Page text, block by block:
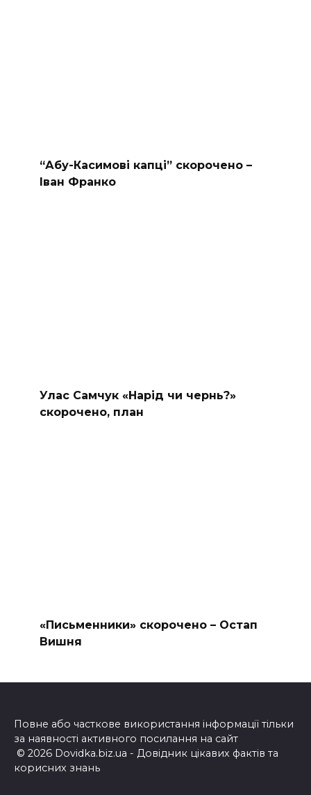
“Абу-Касимові капці” скорочено –
Іван Франко
Улас Самчук «Нарід чи чернь?»
скорочено, план
«Письменники» скорочено – Остап
Вишня
Повне або часткове використання інформації тільки
за наявності активного посилання на сайт
© 2026 Dovidka.biz.ua - Довідник цікавих фактів та
корисних знань